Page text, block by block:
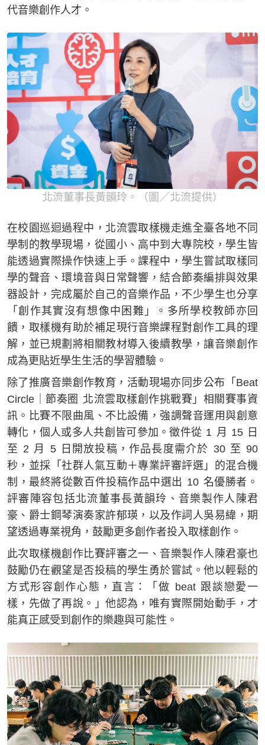
代音樂創作人才。
北流董事長黃韻玲。（圖／北流提供）
在校園巡迴過程中，北流雲取樣機走進全臺各地不同
學制的教學現場，從國小、高中到大專院校，學生皆
能透過實際操作快速上手。課程中，學生嘗試取樣同
學的聲音、環境音與日常聲響，結合節奏編排與效果
器設計，完成屬於自己的音樂作品，不少學生也分享
「創作其實沒有想像中困難」。多所學校教師亦回
饋，取樣機有助於補足現行音樂課程對創作工具的理
解，並已規劃將相關教材導入後續教學，讓音樂創作
成為更貼近學生生活的學習體驗。
除了推廣音樂創作教育，活動現場亦同步公布「Beat
Circle｜節奏圈 北流雲取樣創作挑戰賽」相關賽事資
訊。比賽不限曲風、不比設備，強調聲音運用與創意
轉化，個人或多人共創皆可參加。徵件從 1 月 15 日
至 2 月 5 日開放投稿，作品長度需介於 30 至 90
秒，並採「社群人氣互動＋專業評審評選」的混合機
制，最終將從數百件投稿作品中選出 10 名優勝者。
評審陣容包括北流董事長黃韻玲、音樂製作人陳君
豪、爵士鋼琴演奏家許郁瑛，以及作詞人吳易緯，期
望透過專業視角，鼓勵更多創作者投入取樣創作。
此次取樣機創作比賽評審之一、音樂製作人陳君豪也
鼓勵仍在觀望是否投稿的學生勇於嘗試。他以輕鬆的
方式形容創作心態，直言：「做 beat 跟談戀愛一
樣，先做了再說。」他認為，唯有實際開始動手，才
能真正感受到創作的樂趣與可能性。